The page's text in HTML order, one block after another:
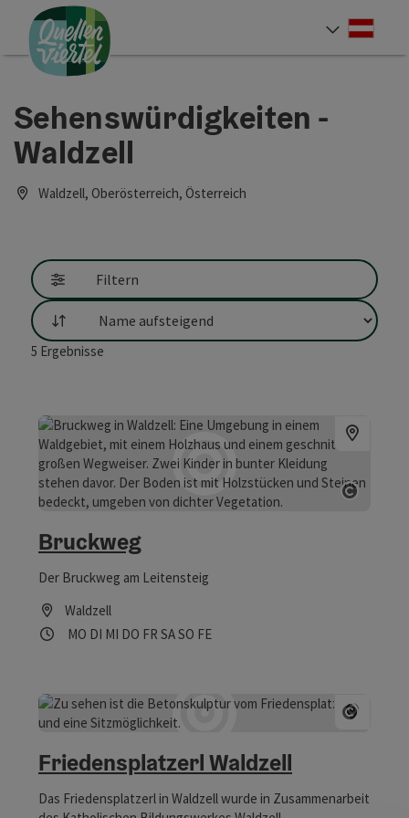
Zum Inhalt
Zur Navigation
Zum Seitenanfang
Sehenswürdigkeiten -
Waldzell
Waldzell, Oberösterreich, Österreich
Filtern
Sortierung
5 Ergebnisse
Bruckweg
Der Bruckweg am Leitensteig
Waldzell
Öffnungszeiten
MO Montag geöffnet
DI Dienstag geöffnet
MI Mittwoch geöffnet
DO Donnerstag geöffnet
FR Freitag geöffnet
SASamstag geöffnet
SO Sonntag geöffnet
FEFeiertag geöffnet
Friedensplatzerl Waldzell
Das Friedensplatzerl in Waldzell wurde in Zusammenarbeit